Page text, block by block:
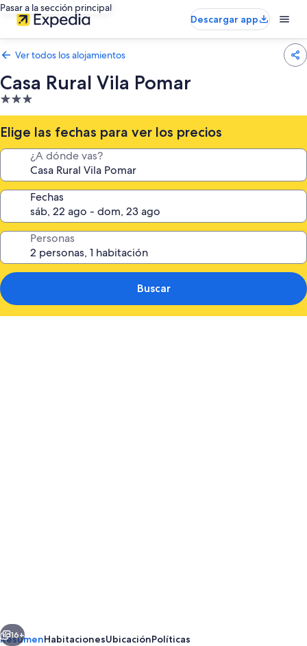
Pasar a la sección principal
Descargar app
Ver todos los alojamientos
Casa Rural Vila Pomar
Alojamiento
de
3.0 estrellas
Elige las fechas para ver los precios
¿A dónde vas?
Fechas
Personas
Buscar
Siguiente
16+
ResumenHabitacionesUbicaciónPolíticas